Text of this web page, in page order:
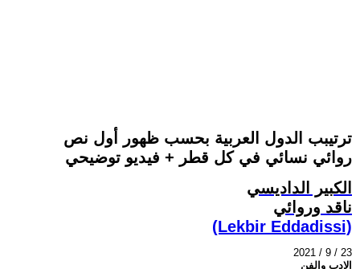
ترتيبب الدول العربية بحسب ظهور أول نص
روائي نسائي في كل قطر + فيديو توضيحي
الكبير الداديسي
ناقد وروائي
(Lekbir Eddadissi)
2021 / 9 / 23
الادب والفن